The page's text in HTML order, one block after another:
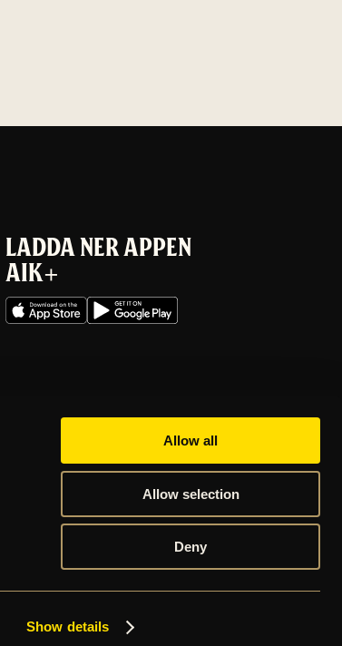
Show details
Allow all
Allow selection
Deny
LADDA NER APPEN
AIK+
INTEGRITETSPOLICY VISSELBLÅSARTJÄNST